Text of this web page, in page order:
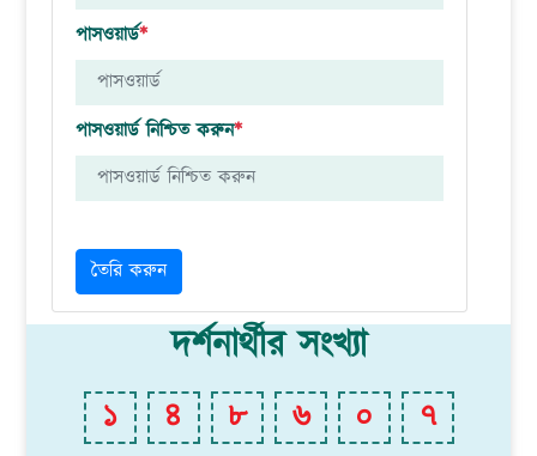
পাসওয়ার্ড*
পাসওয়ার্ড নিশ্চিত করুন*
তৈরি করুন
দর্শনার্থীর সংখ্যা
১ ৪ ৮ ৬ ০ ৭